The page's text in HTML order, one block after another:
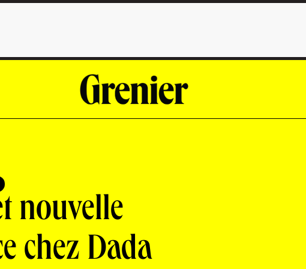
nouvelle
chez Dada